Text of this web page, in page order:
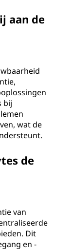
aan de
bij
wat de
de
van
Dit
en -